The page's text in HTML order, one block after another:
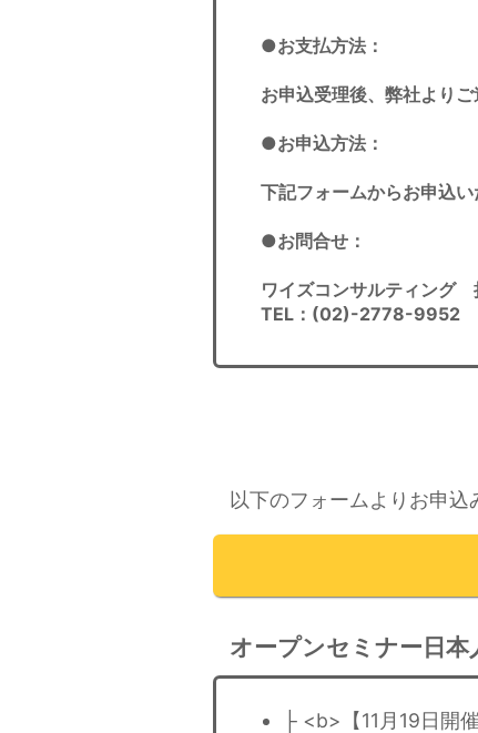
●お支払方法：
お申込受理後、弊社よりご
●お申込方法：
下記フォームからお申込い
●お問合せ：
ワイズコンサルティング
TEL：(02)-2778-9952
以下のフォームよりお申込
オープンセミナー日本
├ <b>【11月19日開